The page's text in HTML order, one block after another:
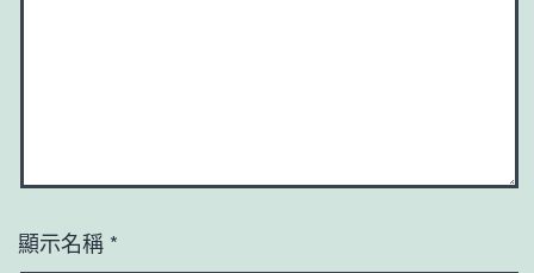
顯示名稱 *